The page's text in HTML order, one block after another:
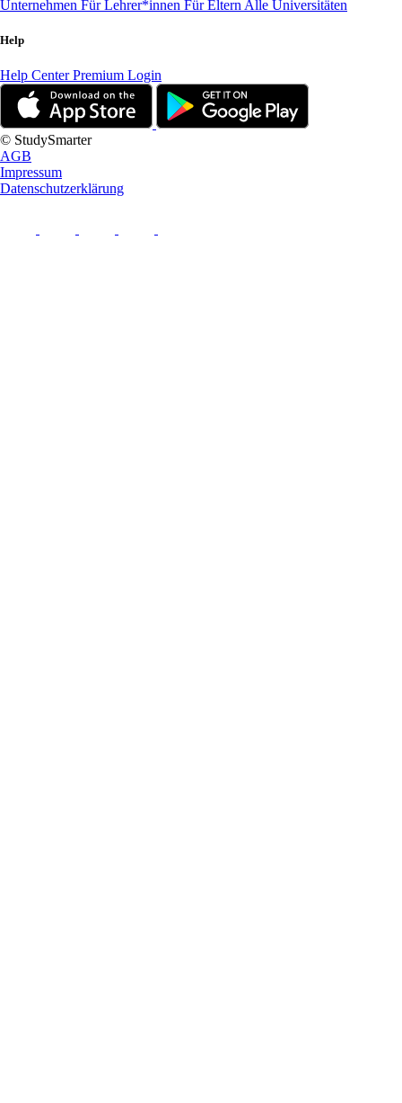
Unternehmen Für Lehrer*innen Für Eltern Alle Universitäten
Help
Help CenterPremium Login
© StudySmarter
AGB
Impressum
Datenschutzerklärung